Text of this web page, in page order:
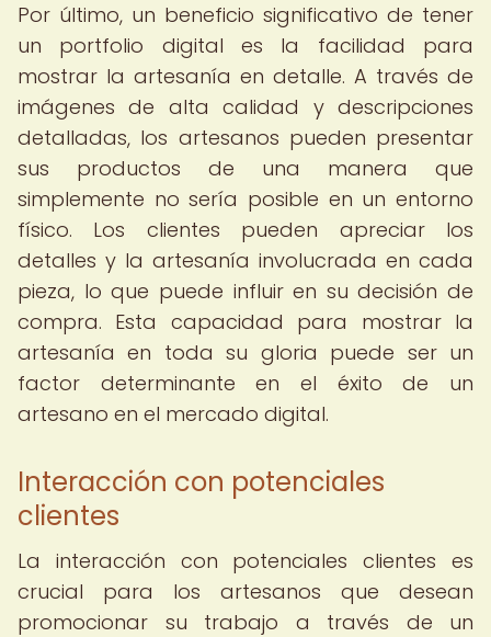
Por último, un beneficio significativo de tener
un portfolio digital es la facilidad para
mostrar la artesanía en detalle. A través de
imágenes de alta calidad y descripciones
detalladas, los artesanos pueden presentar
sus productos de una manera que
simplemente no sería posible en un entorno
físico. Los clientes pueden apreciar los
detalles y la artesanía involucrada en cada
pieza, lo que puede influir en su decisión de
compra. Esta capacidad para mostrar la
artesanía en toda su gloria puede ser un
factor determinante en el éxito de un
artesano en el mercado digital.
Interacción con potenciales
clientes
La interacción con potenciales clientes es
crucial para los artesanos que desean
promocionar su trabajo a través de un